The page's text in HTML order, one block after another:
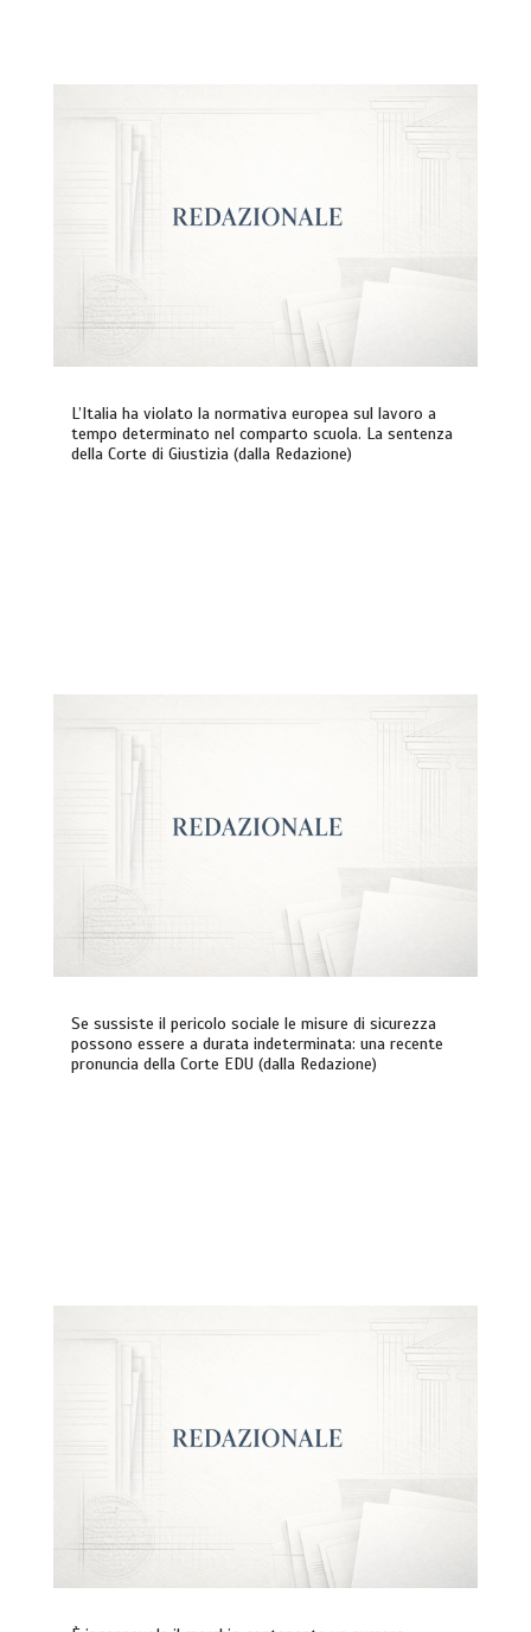
L’Italia ha violato la normativa europea sul lavoro a
tempo determinato nel comparto scuola. La sentenza
della Corte di Giustizia (dalla Redazione)
Se sussiste il pericolo sociale le misure di sicurezza
possono essere a durata indeterminata: una recente
pronuncia della Corte EDU (dalla Redazione)